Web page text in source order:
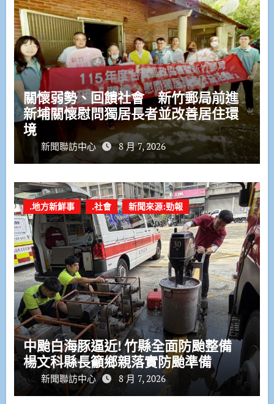
關懷弱勢、回饋社會 新竹郵局前進
新埔關懷慰問獨居長者並改善居住環
境
新聞聯訪中心 8 月 7, 2026
.地方新鮮事 .社會 新聞來源:勁報
中颱白海豚逼近! 竹縣全面防颱整備
楊文科縣長籲鄉親落實防颱準備
新聞聯訪中心 8 月 7, 2026